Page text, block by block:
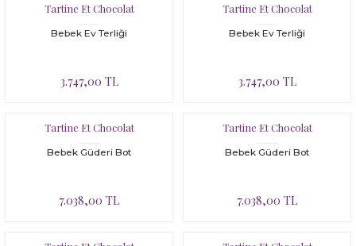
Tartine Et Chocolat
Bebek Ev Terliği
3.747,00 TL
Tartine Et Chocolat
Bebek Ev Terliği
3.747,00 TL
Tartine Et Chocolat
Bebek Güderi Bot
7.038,00 TL
Tartine Et Chocolat
Bebek Güderi Bot
7.038,00 TL